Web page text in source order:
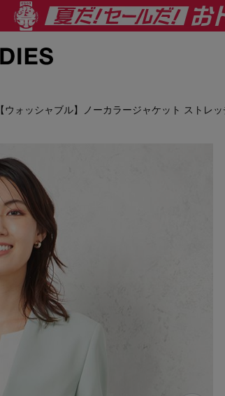
【ウォッシャブル】ノーカラージャケット ストレ